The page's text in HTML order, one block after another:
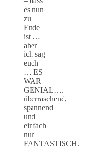
es nun
zu
Ende
ist …
aber
ich sag
euch
… ES
WAR
GENIAL….
überraschend,
spannend
und
einfach
nur
FANTASTISCH.